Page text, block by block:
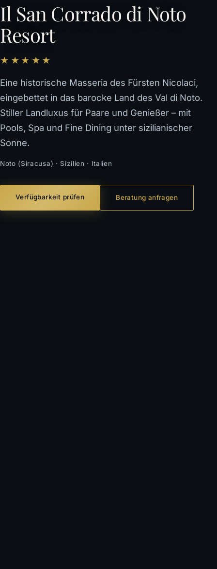
Il San Corrado di Noto
Resort
★★★★★
Eine historische Masseria des Fürsten Nicolaci,
eingebettet in das barocke Land des Val di Noto.
Stiller Landluxus für Paare und Genießer – mit
Pools, Spa und Fine Dining unter sizilianischer
Sonne.
Noto (Siracusa) · Sizilien · Italien
Verfügbarkeit prüfen Beratung anfragen